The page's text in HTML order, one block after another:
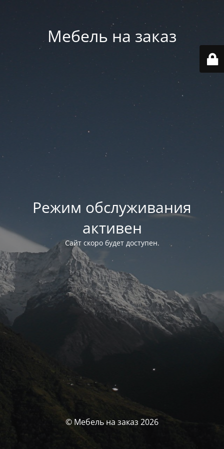
Мебель на заказ
Режим обслуживания
активен
Сайт скоро будет доступен.
© Мебель на заказ 2026